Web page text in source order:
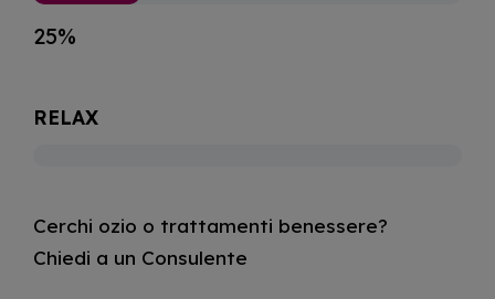
25%
RELAX
Cerchi ozio o trattamenti benessere?
Chiedi a un Consulente